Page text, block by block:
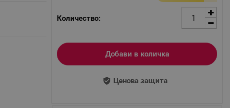
Количество:
Добави в количка
Ценова защита